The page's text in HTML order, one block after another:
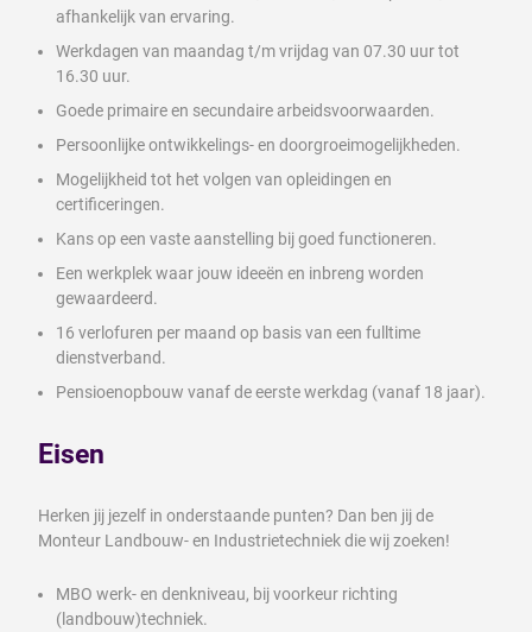
afhankelijk van ervaring.
Werkdagen van maandag t/m vrijdag van 07.30 uur tot
16.30 uur.
Goede primaire en secundaire arbeidsvoorwaarden.
Persoonlijke ontwikkelings- en doorgroeimogelijkheden.
Mogelijkheid tot het volgen van opleidingen en
certificeringen.
Kans op een vaste aanstelling bij goed functioneren.
Een werkplek waar jouw ideeën en inbreng worden
gewaardeerd.
16 verlofuren per maand op basis van een fulltime
dienstverband.
Pensioenopbouw vanaf de eerste werkdag (vanaf 18 jaar).
Eisen
Herken jij jezelf in onderstaande punten? Dan ben jij de
Monteur Landbouw- en Industrietechniek die wij zoeken!
MBO werk- en denkniveau, bij voorkeur richting
(landbouw)techniek.